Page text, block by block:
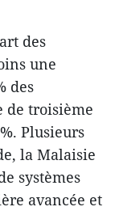
des
une
des
de troisième
Plusieurs
la Malaisie
systèmes
avancée et